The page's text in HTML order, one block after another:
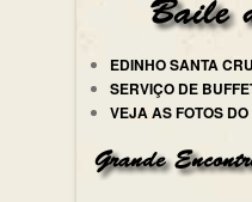
EDINHO SANTA
SERVIÇO DE
VEJA AS FOTOS